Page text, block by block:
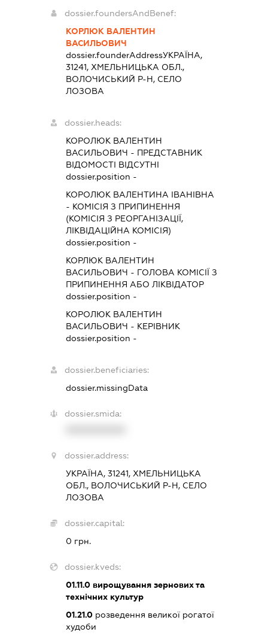
dossier.foundersAndBenef:
КОРЛЮК ВАЛЕНТИН
ВАСИЛЬОВИЧ
dossier.founderAddressУКРАЇНА,
31241, ХМЕЛЬНИЦЬКА ОБЛ.,
ВОЛОЧИСЬКИЙ Р-Н, СЕЛО
ЛОЗОВА
dossier.heads:
КОРОЛЮК ВАЛЕНТИН
ВАСИЛЬОВИЧ - ПРЕДСТАВНИК
ВІДОМОСТІ ВІДСУТНІ
dossier.position -
КОРОЛЮК ВАЛЕНТИНА ІВАНІВНА
- КОМІСІЯ З ПРИПИНЕННЯ
(КОМІСІЯ З РЕОРГАНІЗАЦІЇ,
ЛІКВІДАЦІЙНА КОМІСІЯ)
dossier.position -
КОРЛЮК ВАЛЕНТИН
ВАСИЛЬОВИЧ - ГОЛОВА КОМІСІЇ З
ПРИПИНЕННЯ АБО ЛІКВІДАТОР
dossier.position -
КОРОЛЮК ВАЛЕНТИН
ВАСИЛЬОВИЧ - КЕРІВНИК
dossier.position -
dossier.beneficiaries:
dossier.missingData
dossier.smida:
dossier.address:
УКРАЇНА, 31241, ХМЕЛЬНИЦЬКА
ОБЛ., ВОЛОЧИСЬКИЙ Р-Н, СЕЛО
ЛОЗОВА
dossier.capital:
0 грн.
dossier.kveds:
01.11.0 вирощування зернових та
технічних культур
01.21.0 розведення великої рогатої
худоби